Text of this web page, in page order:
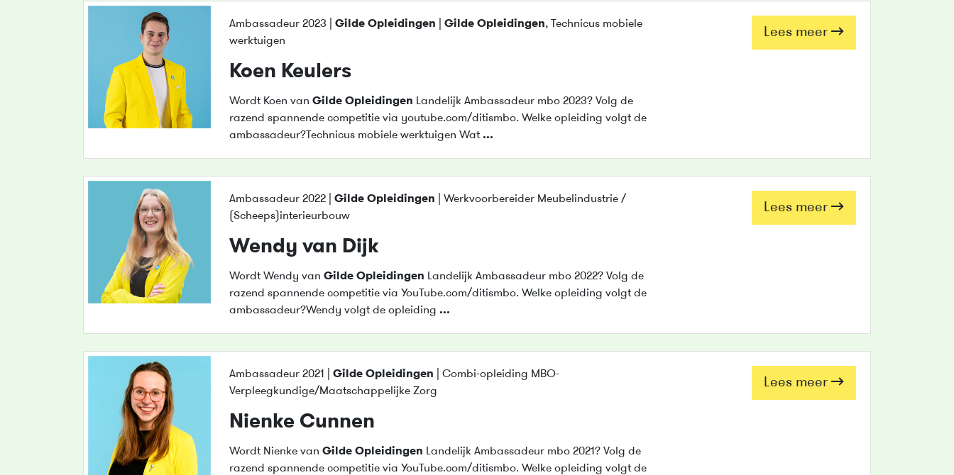
Ambassadeur 2023 | Gilde Opleidingen Gilde Opleidingen, Technicus mobiele
werktuigen
Koen Keulers
Wordt Koen van Gilde Opleidingen Landelijk Ambassadeur mbo 2023? Volg de
razend spannende competitie via youtube.com/ditismbo. Welke opleiding volgt de
ambassadeur?Technicus mobiele werktuigen Wat...
Lees meer
Ambassadeur 2022 | Gilde Opleidingen | Werkvoorbereider Meubelindustrie /
(Scheeps)interieurbouw
Wendy van Dijk
Wordt Wendy van Gilde Opleidingen Landelijk Ambassadeur mbo 2022? Volg de
razend spannende competitie via YouTube.com/ditismbo. Welke opleiding volgt de
ambassadeur?Wendy volgt de opleiding ...
Lees meer
Ambassadeur 2021 | Gilde Opleidingen | Combi-opleiding MBO-
Verpleegkundige/Maatschappelijke Zorg
Nienke Cunnen
Wordt Nienke van Gilde Opleidingen Landelijk Ambassadeur mbo 2021? Volg de
razend spannende competitie via YouTube.com/ditismbo. Welke opleiding volgt de
Lees meer